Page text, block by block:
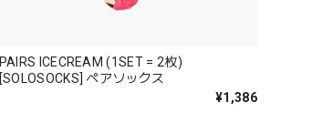
PAIRS ICECREAM (1SET = 2枚)
[SOLOSOCKS] ペアソックス
¥1,386